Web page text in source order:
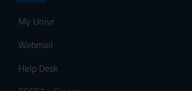
My Univr
Webmail
Help Desk